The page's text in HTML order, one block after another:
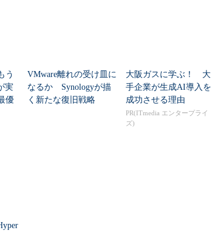
う
実
優
VMware離れの受け皿に
なるか Synologyが描
く新たな復旧戦略
大阪ガスに学ぶ！ 大
手企業が生成AI導入を
成功させる理由
PR(ITmedia エンタープライ
ズ)